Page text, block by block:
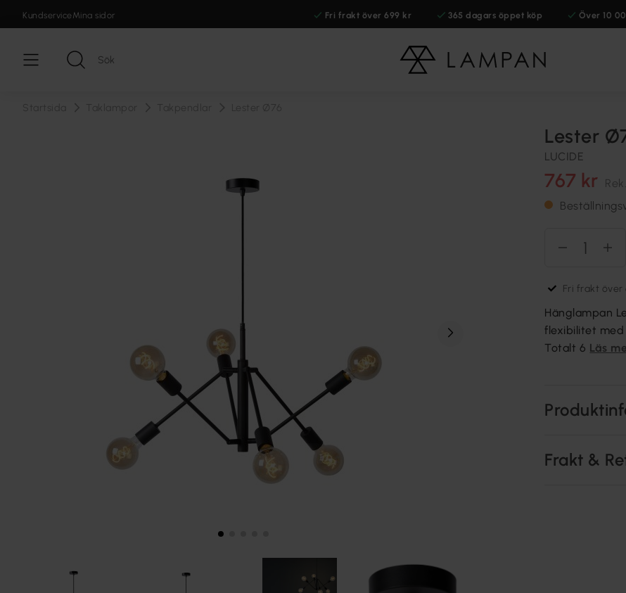
KundserviceMina sidor Fri frakt över 699 kr 365 dagars öppet köp Över 10
Lester
LUCIDE
767 kr Rek.
Fri frakt över
Hänglampan
flexibilitet med
Totalt 6 Läs
Frakt &